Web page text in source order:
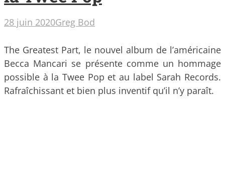
28 juin 2020Greg Bod
The Greatest Part, le nouvel album de l’américaine
Becca Mancari se présente comme un hommage
possible à la Twee Pop et au label Sarah Records.
Rafraîchissant et bien plus inventif qu’il n’y paraît.